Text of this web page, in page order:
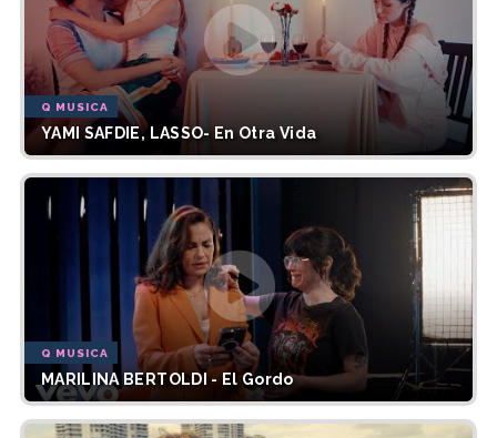
Q MUSICA
YAMI SAFDIE, LASSO- En Otra Vida
Q MUSICA
MARILINA BERTOLDI - El Gordo